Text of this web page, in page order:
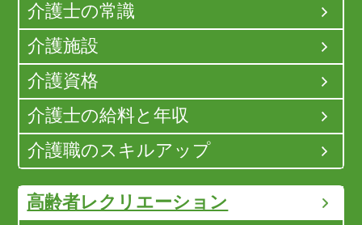
介護士の常識
介護施設
介護資格
介護士の給料と年収
介護職のスキルアップ
高齢者レクリエーション